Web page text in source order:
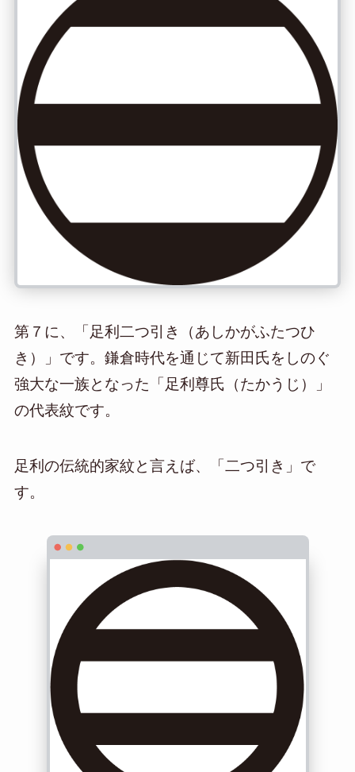
第７に、「足利二つ引き（あしかがふたつひ
き）」です。鎌倉時代を通じて新田氏をしのぐ
強大な一族となった「足利尊氏（たかうじ）」
の代表紋です。
足利の伝統的家紋と言えば、「二つ引き」で
す。